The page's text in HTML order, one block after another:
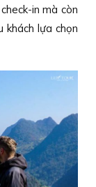
in mà còn
khách lựa chọn